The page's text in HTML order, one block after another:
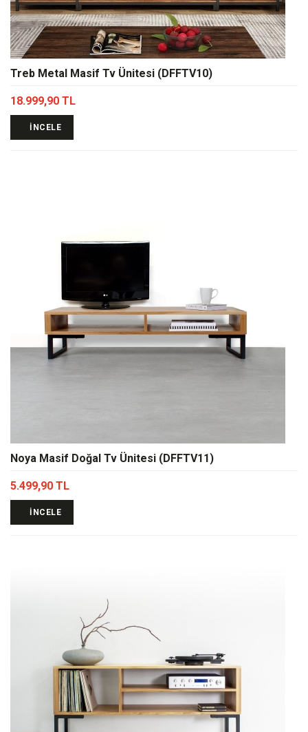
Treb Metal Masif Tv Ünitesi (DFFTV10)
18.999,90 TL
İNCELE
Noya Masif Doğal Tv Ünitesi (DFFTV11)
5.499,90 TL
İNCELE